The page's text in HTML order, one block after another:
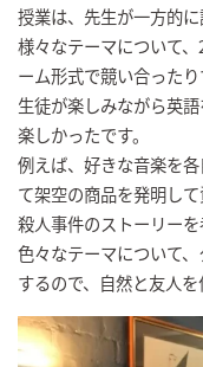
授業は、先生が一方的に
様々なテーマについて
ーム形式で競い合ったり
生徒が楽しみながら英
楽しかったです。
例えば、好きな音楽を
て架空の商品を発明し
殺人事件のストーリー
色々なテーマについて
するので、自然と友人を